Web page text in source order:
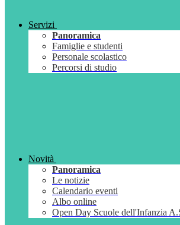
Servizi
Panoramica
Famiglie e studenti
Personale scolastico
Percorsi di studio
Novità
Panoramica
Le notizie
Calendario eventi
Albo online
Open Day Scuole dell'Infanzia